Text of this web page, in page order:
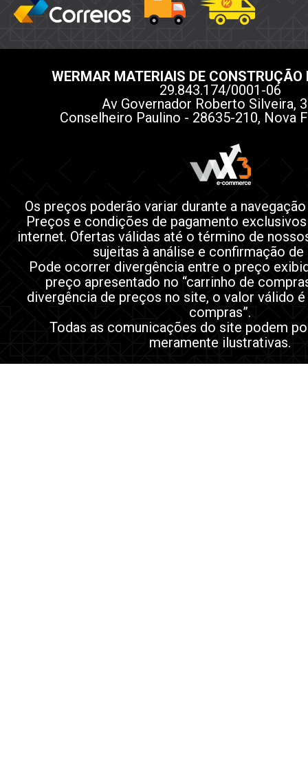
WERMAR MATERIAIS DE CONSTRUÇÃO
29.843.174/0001-06
Av Governador Roberto Silveira,
Conselheiro Paulino - 28635-210, Nova
Os preços poderão variar durante a
Preços e condições de pagamento
internet. Ofertas válidas até o término de
sujeitas à análise e confirmação de
Pode ocorrer divergência entre o preço
preço apresentado no “carrinho de
divergência de preços no site, o valor válido é
compras”.
Todas as comunicações do site podem
meramente ilustrativas.